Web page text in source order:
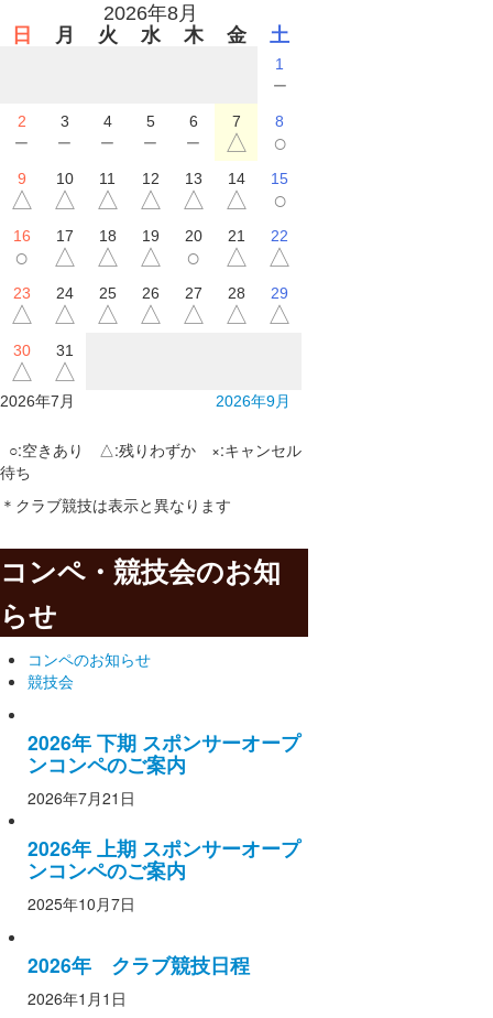
2026年8月
日
月 火 水 木 金 土
1
−
2
−
3
−
4
−
5
−
6
−
7
△
8
○
9
△
10
△
11
△
12
△
13
△
14
△
15
○
16
○
17
△
18
△
19
△
20
○
21
△
22
△
23
△
24
△
25
△
26
△
27
△
28
△
29
△
30
△
31
△
2026年7月 2026年9月
○:空きあり △:残りわずか ×:キャンセル
待ち
＊クラブ競技は表示と異なります
コンペ・競技会のお知
らせ
コンペのお知らせ
競技会
2026年 下期 スポンサーオープ
ンコンペのご案内
2026年7月21日
2026年 上期 スポンサーオープ
ンコンペのご案内
2025年10月7日
2026年 クラブ競技日程
2026年1月1日